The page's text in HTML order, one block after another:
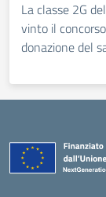
La classe 2G
vinto il
donazione del